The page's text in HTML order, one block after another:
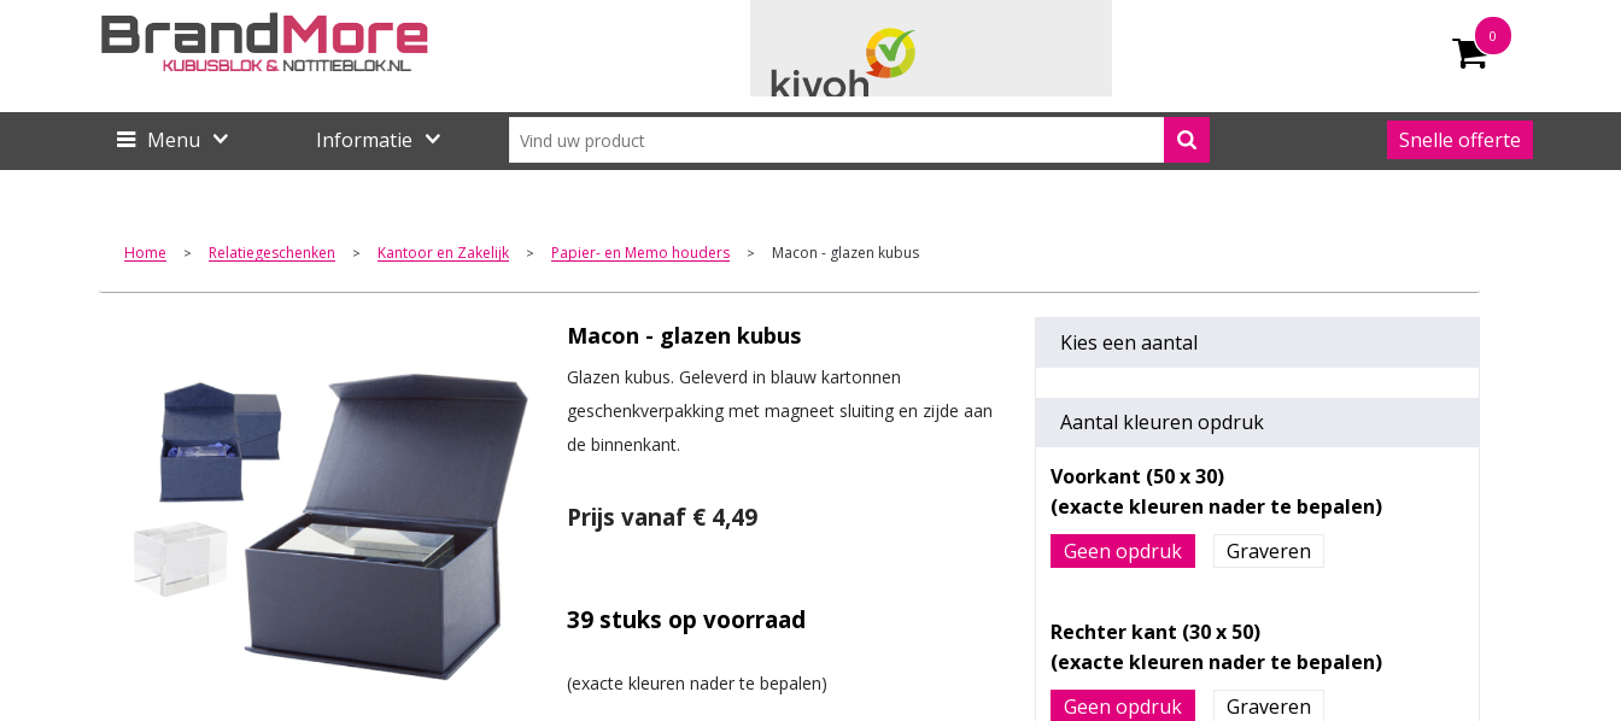
0
Menu Informatie Snelle offerte
Home > Relatiegeschenken > Kantoor en Zakelijk > Papier- en Memo houders > Macon - glazen kubus
Macon - glazen kubus
Glazen kubus. Geleverd in blauw kartonnen
geschenkverpakking met magneet sluiting en zijde aan
de binnenkant.
Prijs vanaf € 4,49
39stuks op voorraad
Kies een aantal
Aantal kleuren opdruk
Voorkant (50 x 30)
Geen opdruk Graveren
Rechter kant (30 x 50)
Geen opdruk Graveren